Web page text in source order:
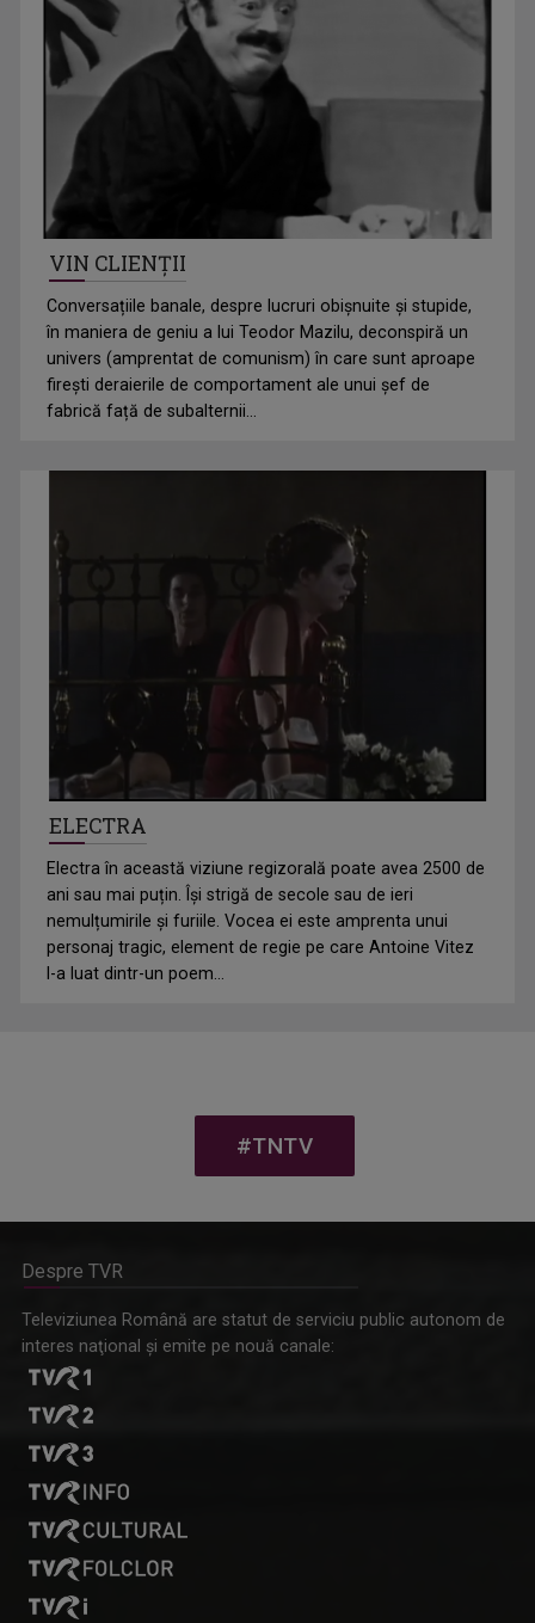
VIN CLIENȚII
Conversațiile banale, despre lucruri obișnuite și stupide,
în maniera de geniu a lui Teodor Mazilu, deconspiră un
univers (amprentat de comunism) în care sunt aproape
firești deraierile de comportament ale unui șef de
fabrică față de subalternii...
ELECTRA
Electra în această viziune regizorală poate avea 2500 de
ani sau mai puțin. Își strigă de secole sau de ieri
nemulțumirile și furiile. Vocea ei este amprenta unui
personaj tragic, element de regie pe care Antoine Vitez
l-a luat dintr-un poem...
#TNTV
Despre TVR
Televiziunea Română are statut de serviciu public autonom de
interes naţional şi emite pe nouă canale: